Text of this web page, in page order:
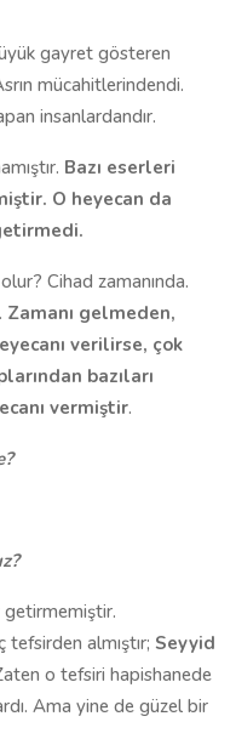
gayret gösteren
mücahitlerindendi.
insanlardandır.
Bazı eserleri
O heyecan da
Cihad zamanında.
Zamanı gelmeden,
verilirse, çok
bazıları
vermiştir.
tefsirden almıştır; Seyyid
o tefsiri hapishanede
Ama yine de güzel bir